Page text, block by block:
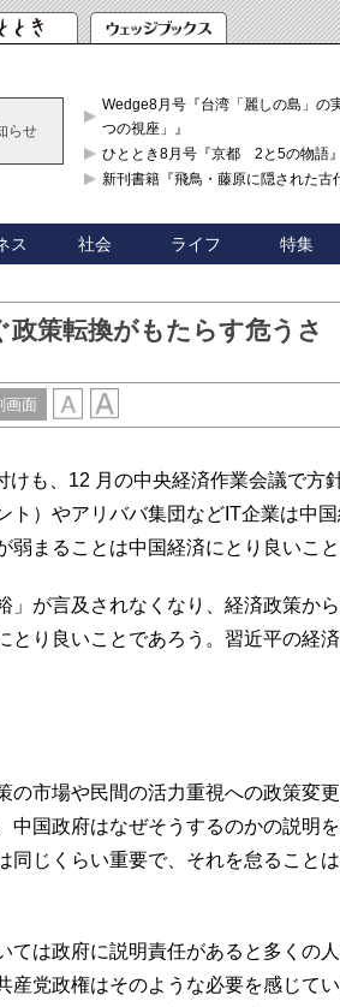
らせ
Wedge8月号『台湾「麗しの島」の
つの視座」』
ひととき8月号『京都 2と5の物語』
新刊書籍『飛鳥・藤原に隠された古
ス 社会 ライフ 特集
策転換がもたらす危うさ
画面
も、12 月の中央経済作業会議で方
ト）やアリババ集団などIT企業は中
まることは中国経済にとり良いこと
が言及されなくなり、経済政策か
とり良いことであろう。習近平の経
市場や民間の活力重視への政策変
中国政府はなぜそうするのかの説明
同じくらい重要で、それを怠ること
は政府に説明責任があると多くの
産党政権はそのような必要を感じて